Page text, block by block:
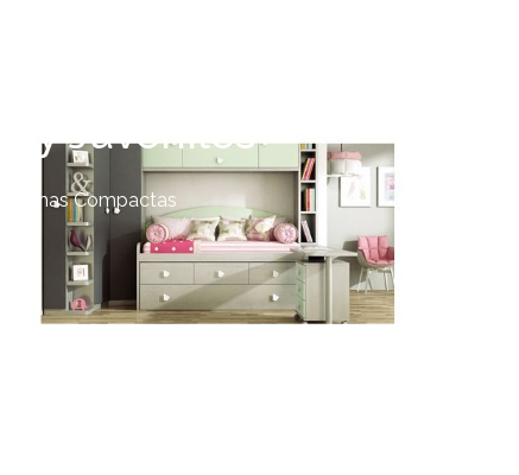
y Juveniles
Camas Compactas